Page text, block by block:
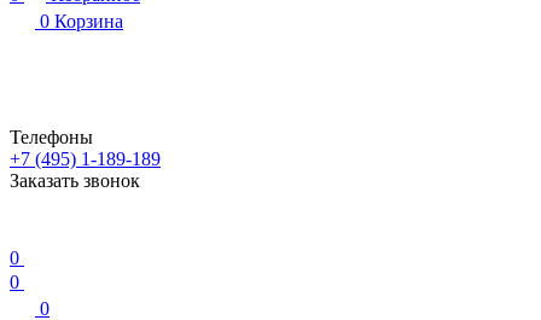
0 Корзина
Телефоны
+7 (495) 1-189-189
Заказать звонок
0
0
0